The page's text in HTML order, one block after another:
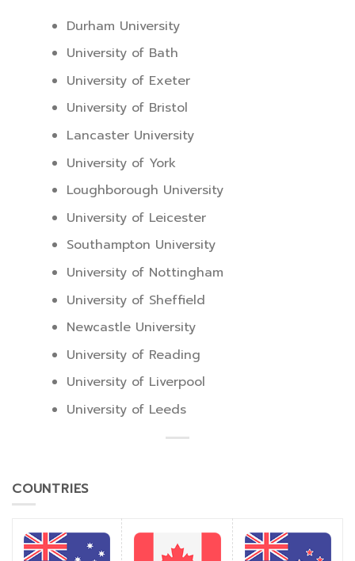
Durham University
University of Bath
University of Exeter
University of Bristol
Lancaster University
University of York
Loughborough University
University of Leicester
Southampton University
University of Nottingham
University of Sheffield
Newcastle University
University of Reading
University of Liverpool
University of Leeds
COUNTRIES